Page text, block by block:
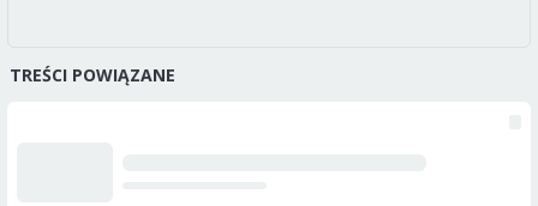
TREŚCI POWIĄZANE